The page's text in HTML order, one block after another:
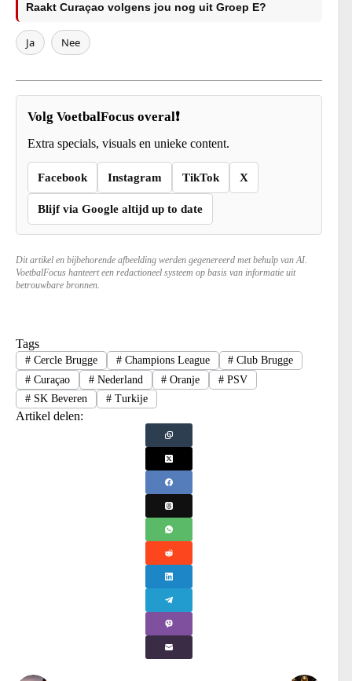
Raakt Curaçao volgens jou nog uit Groep E?
Ja Nee
Volg VoetbalFocus overal❗
Extra specials, visuals en unieke content.
Facebook Instagram TikTok X
Blijf via Google altijd up to date
Dit artikel en bijbehorende afbeelding werden gegenereerd met behulp van AI.
VoetbalFocus hanteert een redactioneel systeem op basis van informatie uit
betrouwbare bronnen.
Tags
#Cercle Brugge #Champions League # Club Brugge
#Curaçao #Nederland # Oranje # PSV
#SK Beveren #Turkije
Artikel delen: